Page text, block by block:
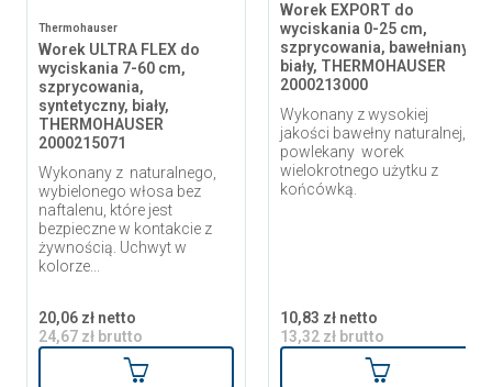
Thermohauser
Worek ULTRA FLEX do
wyciskania 7-60 cm,
szprycowania,
syntetyczny, biały,
THERMOHAUSER
2000215071
Wykonany z naturalnego,
wybielonego włosa bez
naftalenu, które jest
bezpieczne w kontakcie z
żywnością. Uchwyt w
kolorze...
20,06 zł netto
24,67 zł brutto
Dodaj do koszyka
Worek EXPORT do
wyciskania 0-25 cm,
szprycowania, bawełniany,
biały, THERMOHAUSER
2000213000
Wykonany z wysokiej
jakości bawełny naturalnej,
powlekany worek
wielokrotnego użytku z
końcówką.
10,83 zł netto
13,32 zł brutto
Dodaj do